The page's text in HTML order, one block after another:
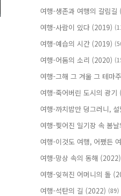
여행-생존과 여행의 갈림길
여행-사람이 있다 (2019)
여행-예습의 시간 (2019)
여행-어둠의 소리 (2020)
여행-그해 그 겨울 그 테마
여행-죽어버린 도시의 광기
여행-까치밥만 덩그러니,
여행-찢어진 일기장 속 봄
여행-이것도 여행, 어쨌든
여행-망상 속의 동해 (2022)
여행-잊혀진 어머니의 돌
여행-석탄의 길 (2022) (89)